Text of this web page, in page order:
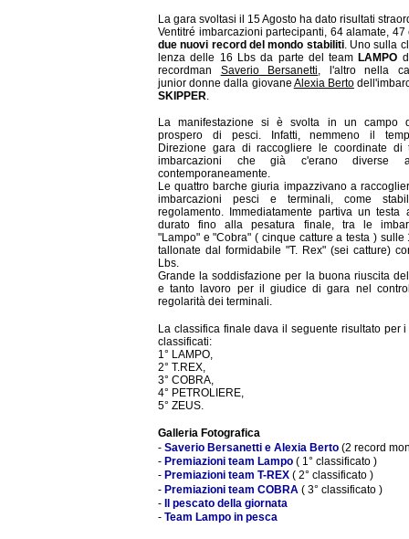
La gara svoltasi il 15 Agosto ha dato risultati
Ventitré imbarcazioni partecipanti, 64 alamate, 47
due nuovi record del mondo stabiliti. Uno sulla
lenza delle 16 Lbs da parte del team LAMPO
recordman Saverio Bersanetti, l'altro nella
junior donne dalla giovane Alexia Berto
SKIPPER.
La manifestazione si è svolta in un campo
prospero di pesci. Infatti, nemmeno il
Direzione gara di raccogliere le coordinate di
imbarcazioni che già c'erano diverse
contemporaneamente.
Le quattro barche giuria impazzivano a
imbarcazioni pesci e terminali, come
regolamento. Immediatamente partiva un testa
durato fino alla pesatura finale, tra le
"Lampo" e "Cobra" ( cinque catture a testa ) sulle
tallonate dal formidabile "T. Rex" (sei catture)
Lbs.
Grande la soddisfazione per la buona riuscita
e tanto lavoro per il giudice di gara nel
regolarità dei terminali.
La classifica finale dava il seguente risultato per
classificati:
1° LAMPO,
2° T.REX,
3° COBRA,
4° PETROLIERE,
5° ZEUS.
Galleria Fotografica
- Saverio Bersanetti e Alexia Berto (2 record
- Premiazioni team Lampo ( 1° classificato )
- Premiazioni team T-REX ( 2° classificato )
- Premiazioni team COBRA ( 3° classificato )
-
Il pescato della giornata
- Team Lampo in pesca